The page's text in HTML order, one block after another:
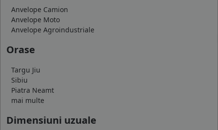
Anvelope Camion
Anvelope Moto
Anvelope Agroindustriale
Orase
Targu Jiu
Sibiu
Piatra Neamt
mai multe
Dimensiuni uzuale